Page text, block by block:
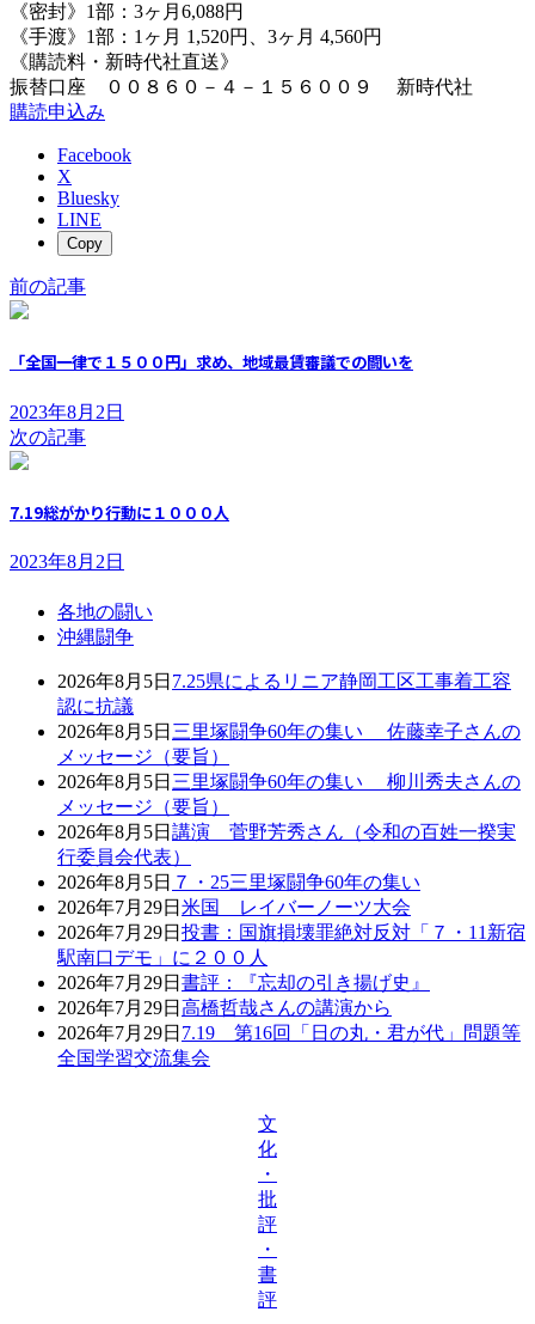
《密封》1部：3ヶ月6,088円
《手渡》1部：1ヶ月 1,520円、3ヶ月 4,560円
《購読料・新時代社直送》
振替口座 ００８６０－４－１５６００９ 新時代社
購読申込み
Facebook
X
Bluesky
LINE
Copy
前の記事
「全国一律で１５００円」求め、地域最賃審議での闘いを
2023年8月2日
次の記事
7.19総がかり行動に１０００人
2023年8月2日
各地の闘い
沖縄闘争
2026年8月5日 7.25県によるリニア静岡工区工事着工容
認に抗議
2026年8月5日 三里塚闘争60年の集い 佐藤幸子さんの
メッセージ（要旨）
2026年8月5日 三里塚闘争60年の集い 柳川秀夫さんの
メッセージ（要旨）
2026年8月5日 講演 菅野芳秀さん（令和の百姓一揆実
行委員会代表）
2026年8月5日 ７・25三里塚闘争60年の集い
2026年7月29日 米国 レイバーノーツ大会
2026年7月29日 投書：国旗損壊罪絶対反対「７・11新宿
駅南口デモ」に２００人
2026年7月29日 書評：『忘却の引き揚げ史』
2026年7月29日 高橋哲哉さんの講演から
2026年7月29日 7.19 第16回「日の丸・君が代」問題等
全国学習交流集会
文
化
・
批
評
・
書
評